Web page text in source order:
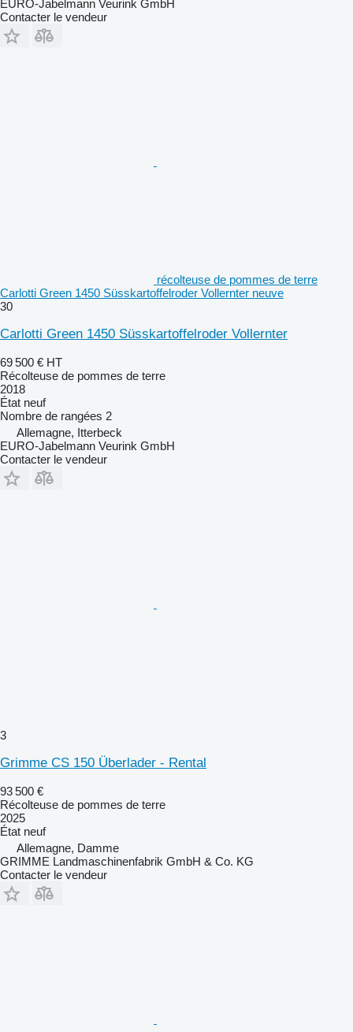
EURO-Jabelmann Veurink GmbH
Contacter le vendeur
récolteuse de pommes de terre
Carlotti Green 1450 Süsskartoffelroder Vollernter neuve
30
Carlotti Green 1450 Süsskartoffelroder Vollernter
69 500 € HT
Récolteuse de pommes de terre
2018
État neuf
Nombre de rangées 2
Allemagne, Itterbeck
EURO-Jabelmann Veurink GmbH
Contacter le vendeur
3
Grimme CS 150 Überlader - Rental
93 500 €
Récolteuse de pommes de terre
2025
État neuf
Allemagne, Damme
GRIMME Landmaschinenfabrik GmbH & Co. KG
Contacter le vendeur